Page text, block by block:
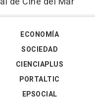
ECONOMÍA
SOCIEDAD
CIENCIAPLUS
PORTALTIC
EPSOCIAL